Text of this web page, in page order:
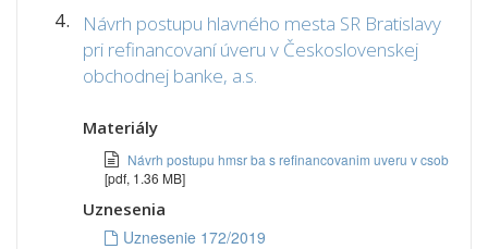
4.
Návrh postupu hlavného mesta SR Bratislavy
pri refinancovaní úveru v Československej
obchodnej banke, a.s.
Materiály
Návrh postupu hmsr ba s refinancovanim uveru v csob
[pdf, 1.36 MB]
Uznesenia
Uznesenie 172/2019